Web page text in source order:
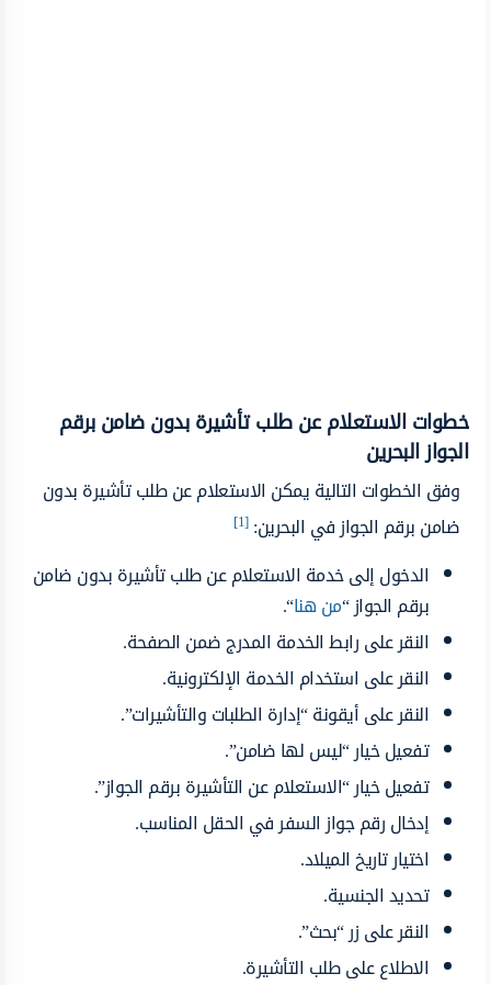
خطوات الاستعلام عن طلب تأشيرة بدون ضامن برقم
الجواز البحرين
وفق الخطوات التالية يمكن الاستعلام عن طلب تأشيرة بدون
ضامن برقم الجواز في البحرين:[1]
الدخول إلى خدمة الاستعلام عن طلب تأشيرة بدون ضامن
برقم الجواز “من هنا“.
النقر على رابط الخدمة المدرج ضمن الصفحة.
النقر على استخدام الخدمة الإلكترونية.
النقر على أيقونة “إدارة الطلبات والتأشيرات”.
تفعيل خيار “ليس لها ضامن”.
تفعيل خيار “الاستعلام عن التأشيرة برقم الجواز”.
إدخال رقم جواز السفر في الحقل المناسب.
اختيار تاريخ الميلاد.
تحديد الجنسية.
النقر على زر “بحث”.
الاطلاع على طلب التأشيرة.